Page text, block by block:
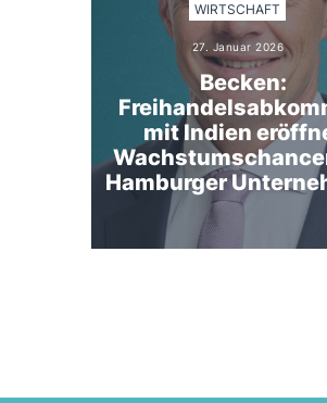
WIRTSCHAFT
27. Januar 2026
Becken:
mit Indien
Hamburger